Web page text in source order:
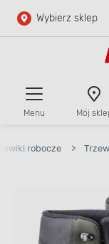
Przejdź do
Wybierz sklep
Menu Mój
robocze >